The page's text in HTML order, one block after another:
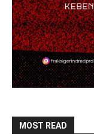
MOST READ